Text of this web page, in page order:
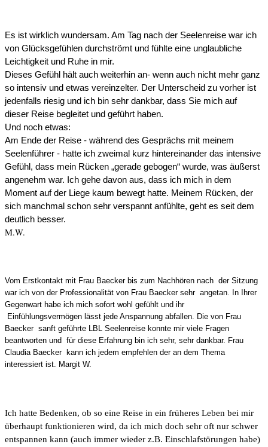
Es ist wirklich wundersam. Am Tag nach der Seelenreise war ich
von Glücksgefühlen durchströmt und fühlte eine unglaubliche
Leichtigkeit und Ruhe in mir.
Dieses Gefühl hält auch weiterhin an- wenn auch nicht mehr ganz
so intensiv und etwas vereinzelter. Der Unterscheid zu vorher ist
jedenfalls riesig und ich bin sehr dankbar, dass Sie mich auf
dieser Reise begleitet und geführt haben.
Und noch etwas:
Am Ende der Reise - während des Gesprächs mit meinem
Seelenführer - hatte ich zweimal kurz hintereinander das intensive
Gefühl, dass mein Rücken „gerade gebogen“ wurde, was äußerst
angenehm war. Ich gehe davon aus, dass ich mich in dem
Moment auf der Liege kaum bewegt hatte. Meinem Rücken, der
sich manchmal schon sehr verspannt anfühlte, geht es seit dem
deutlich besser.
M.W.
Vom Erstkontakt mit Frau Baecker bis zum Nachhören nach der Sitzung
war ich von der Professionalität von Frau Baecker sehr angetan. In Ihrer
Gegenwart habe ich mich sofort wohl gefühlt und ihr
Einfühlungsvermögen lässt jede Anspannung abfallen. Die von Frau
Baecker sanft geführte LBL Seelenreise konnte mir viele Fragen
beantworten und für diese Erfahrung bin ich sehr, sehr dankbar. Frau
Claudia Baecker kann ich jedem empfehlen der an dem Thema
interessiert ist. Margit W.
Ich hatte Bedenken, ob so eine Reise in ein früheres Leben bei mir
überhaupt funktionieren wird, da ich mich doch sehr oft nur schwer
entspannen kann (auch immer wieder z.B. Einschlafstörungen habe)